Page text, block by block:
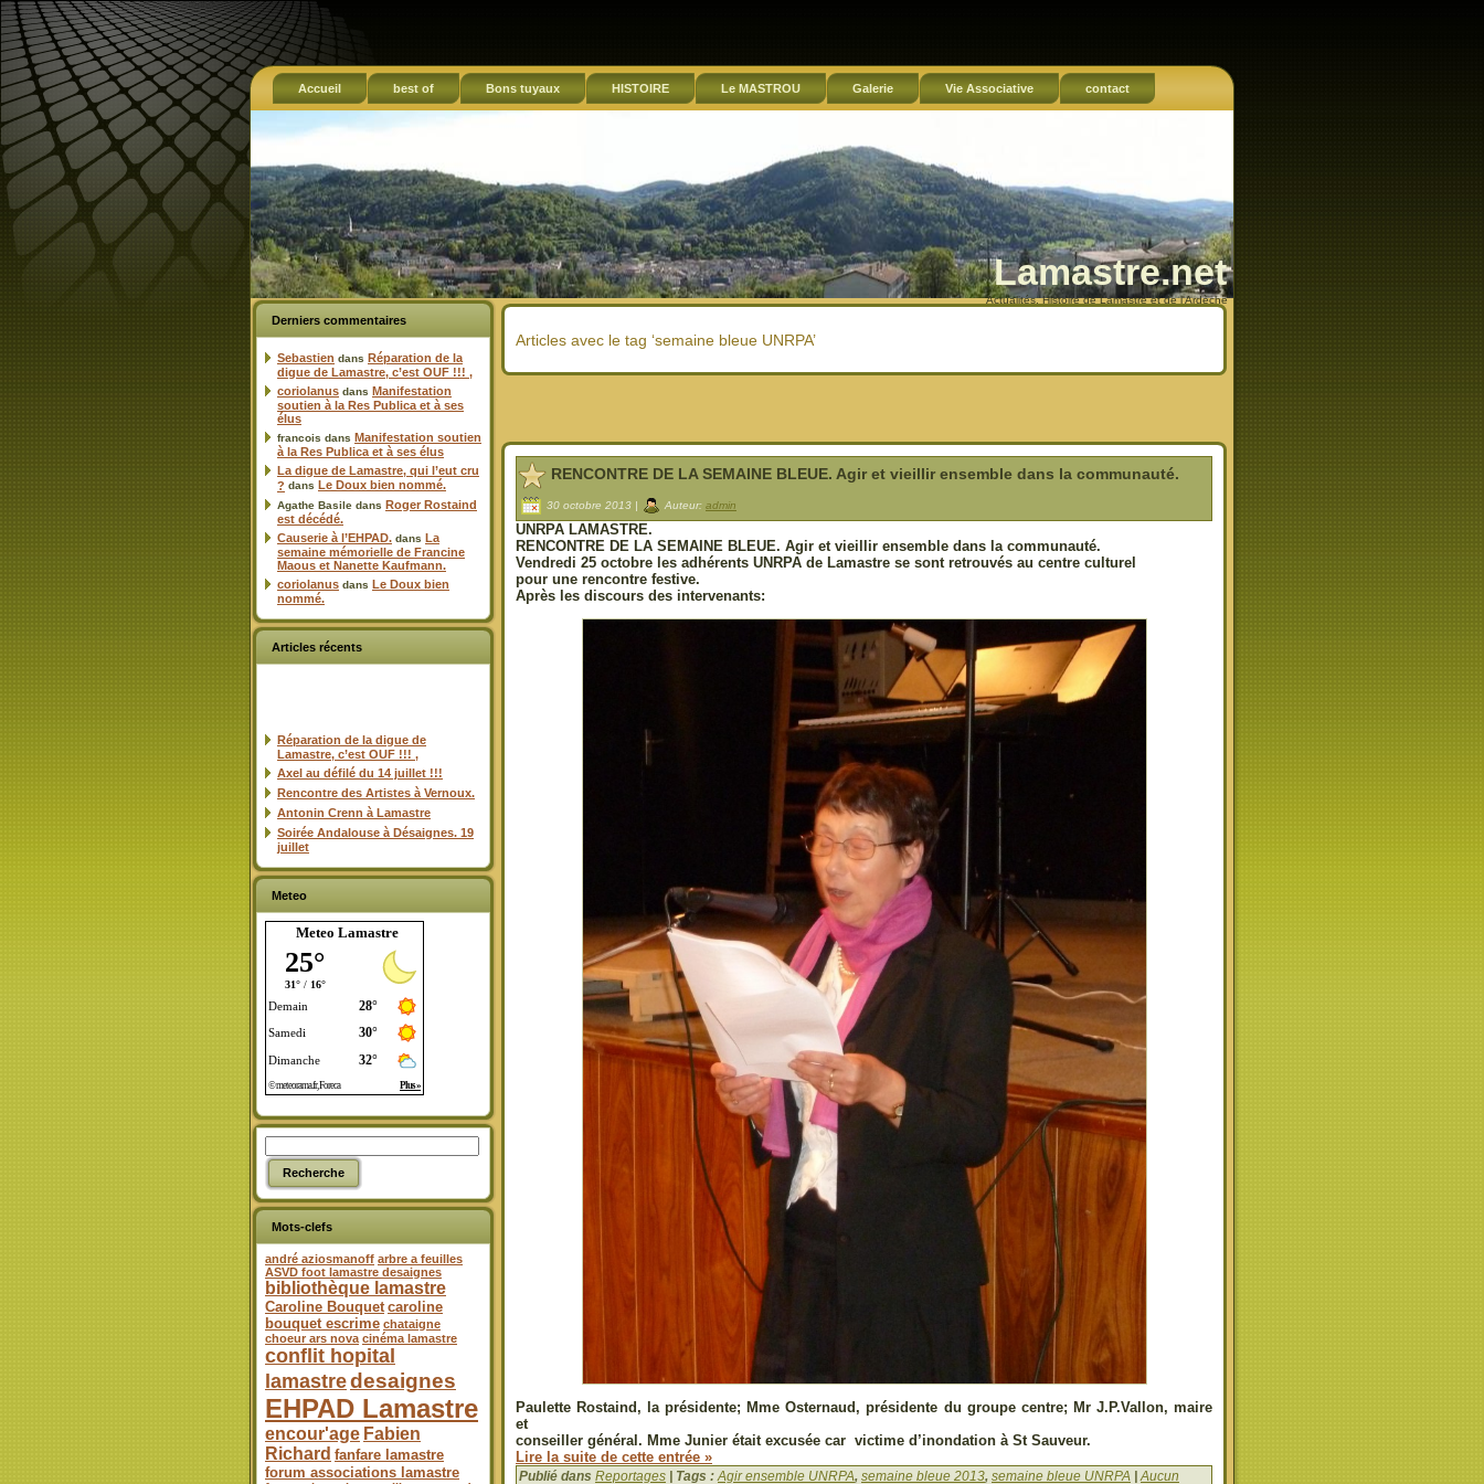
Accueil best of Bons tuyaux HISTOIRE Le MASTROU Galerie Vie Associative contact
Lamastre.net
Actualités, Histoire de Lamastre et de l'Ardèche
Derniers commentaires
Sebastien dans Réparation de la
digue de Lamastre, c’est OUF !!! ,
coriolanus dans Manifestation
soutien à la Res Publica et à ses
élus
francois dans Manifestation soutien
à la Res Publica et à ses élus
La digue de Lamastre, qui l’eut cru
? dans Le Doux bien nommé.
Agathe Basile dans Roger Rostaind
est décédé.
Causerie à l’EHPAD. dans La
semaine mémorielle de Francine
Maous et Nanette Kaufmann.
coriolanus dans Le Doux bien
nommé.
Articles récents
Réparation de la digue de
Lamastre, c’est OUF !!! ,
Axel au défilé du 14 juillet !!!
Rencontre des Artistes à Vernoux.
Antonin Crenn à Lamastre
Soirée Andalouse à Désaignes. 19
juillet
Meteo
Meteo Lamastre
Mots-clefs
andré aziosmanoff arbre a feuilles
ASVD foot lamastre desaignes
bibliothèque lamastre
Caroline Bouquet caroline
bouquet escrime chataigne
choeur ars nova cinéma lamastre
conflit hopital
lamastredesaignes
EHPAD Lamastre
encour'age Fabien
Richard fanfare lamastre
forum associations lamastre
Articles avec le tag ‘semaine bleue UNRPA’
RENCONTRE DE LA SEMAINE BLEUE. Agir et vieillir ensemble dans la communauté.
30 octobre 2013 | Auteur: admin
UNRPA LAMASTRE.
RENCONTRE DE LA SEMAINE BLEUE. Agir et vieillir ensemble dans la communauté.
Vendredi 25 octobre les adhérents UNRPA de Lamastre se sont retrouvés au centre culturel
pour une rencontre festive.
Après les discours des intervenants:
Paulette Rostaind, la présidente; Mme Osternaud, présidente du groupe centre; Mr J.P.Vallon, maire
et
conseiller général. Mme Junier était excusée car victime d’inondation à St Sauveur.
Lire la suite de cette entrée »
Publié dans Reportages | Tags :Agir ensemble UNRPA, semaine bleue 2013, semaine bleue UNRPA |Aucun